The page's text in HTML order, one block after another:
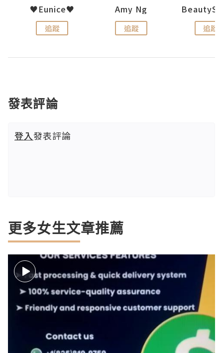
♥Eunice♥
追蹤
Amy Ng
追蹤 追蹤
發表評論
登入發表評論
更多女生文章推薦